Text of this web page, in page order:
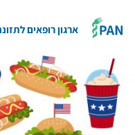
ארגון רופאים